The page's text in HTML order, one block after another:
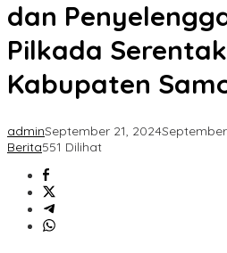
dan
Pilkada
Kabupaten
adminSeptember 21, 2024
Berita551 Dilihat